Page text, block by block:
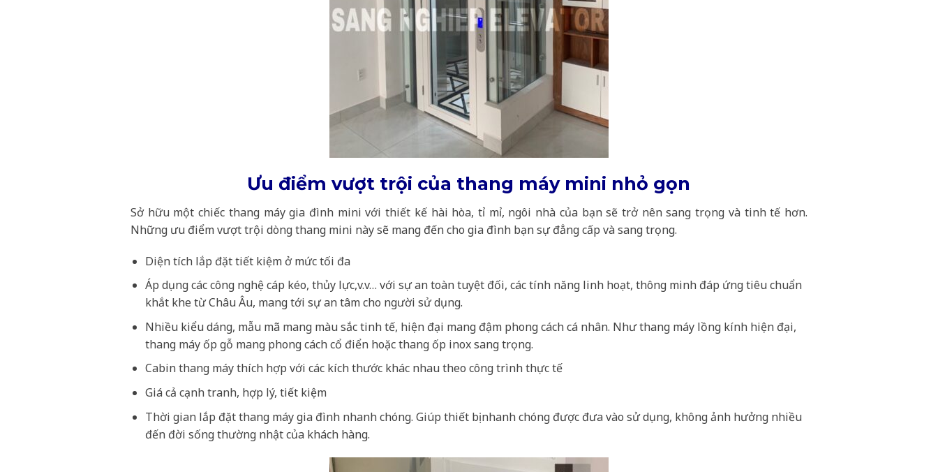
Ưu điểm vượt trội của thang máy mini nhỏ gọn
Sở hữu một chiếc thang máy gia đình mini với thiết kế hài hòa, tỉ mỉ, ngôi nhà của bạn sẽ trở nên sang trọng và tinh tế hơn.
Những ưu điểm vượt trội dòng thang mini này sẽ mang đến cho gia đình bạn sự đẳng cấp và sang trọng.
Diện tích lắp đặt tiết kiệm ở mức tối đa
Áp dụng các công nghệ cáp kéo, thủy lực,v.v… với sự an toàn tuyệt đối, các tính năng linh hoạt, thông minh đáp ứng tiêu chuẩn
khắt khe từ Châu Âu, mang tới sự an tâm cho người sử dụng.
Nhiều kiểu dáng, mẫu mã mang màu sắc tinh tế, hiện đại mang đậm phong cách cá nhân. Như thang máy lồng kính hiện đại,
thang máy ốp gỗ mang phong cách cổ điển hoặc thang ốp inox sang trọng.
Cabin thang máy thích hợp với các kích thước khác nhau theo công trình thực tế
Giá cả cạnh tranh, hợp lý, tiết kiệm
Thời gian lắp đặt thang máy gia đình nhanh chóng. Giúp thiết bị nhanh chóng được đưa vào sử dụng, không ảnh hưởng nhiều
đến đời sống thường nhật của khách hàng.